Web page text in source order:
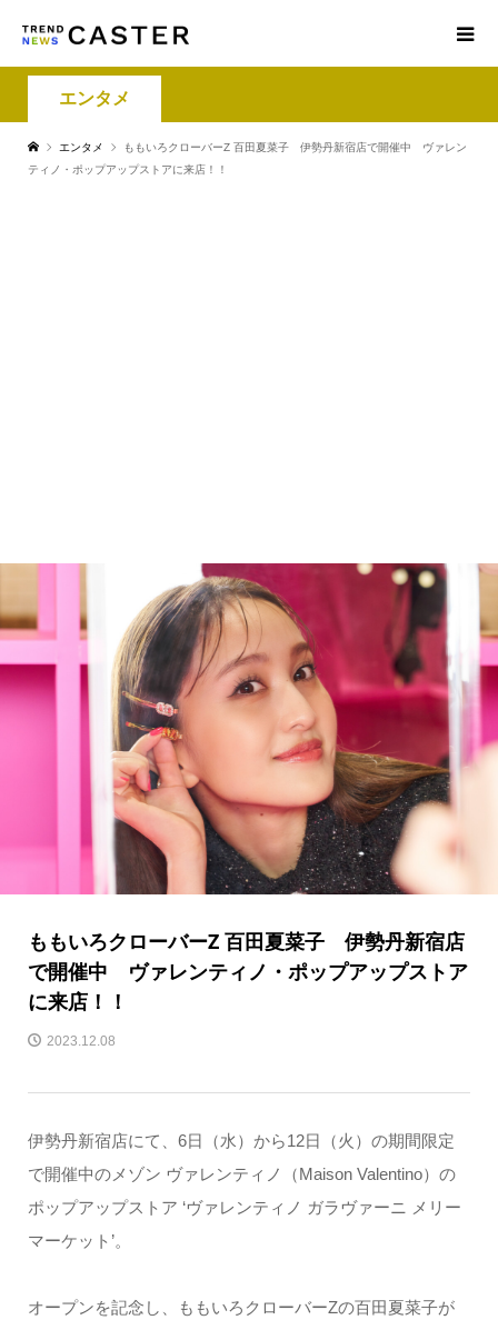
エンタメ
エンタメ
ももいろクローバーZ 百田夏菜子 伊勢丹新宿店で開催中 ヴァレン
ティノ・ポップアップストアに来店！！
ももいろクローバーZ 百田夏菜子 伊勢丹新宿店
で開催中 ヴァレンティノ・ポップアップストア
に来店！！
2023.12.08
伊勢丹新宿店にて、6日（水）から12日（火）の期間限定
で開催中のメゾン ヴァレンティノ（Maison Valentino）の
ポップアップストア ‘ヴァレンティノ ガラヴァーニ メリー
マーケット’。
オープンを記念し、ももいろクローバーZの百田夏菜子が